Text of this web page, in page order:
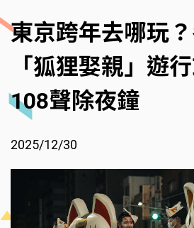
東京跨年去哪玩
「狐狸娶親」遊
108聲除夜鐘
2025/12/30